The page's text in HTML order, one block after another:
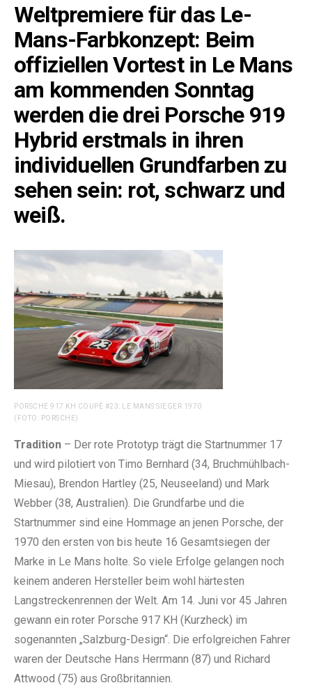
Weltpremiere für das Le-
Mans-Farbkonzept: Beim
offiziellen Vortest in Le Mans
am kommenden Sonntag
werden die drei Porsche 919
Hybrid erstmals in ihren
individuellen Grundfarben zu
sehen sein: rot, schwarz und
weiß.
PORSCHE 917 KH COUPÉ #23: LE MANS SIEGER 1970
(FOTO: PORSCHE)
Tradition – Der rote Prototyp trägt die Startnummer 17
und wird pilotiert von Timo Bernhard (34, Bruchmühlbach-
Miesau), Brendon Hartley (25, Neuseeland) und Mark
Webber (38, Australien). Die Grundfarbe und die
Startnummer sind eine Hommage an jenen Porsche, der
1970 den ersten von bis heute 16 Gesamtsiegen der
Marke in Le Mans holte. So viele Erfolge gelangen noch
keinem anderen Hersteller beim wohl härtesten
Langstreckenrennen der Welt. Am 14. Juni vor 45 Jahren
gewann ein roter Porsche 917 KH (Kurzheck) im
sogenannten „Salzburg-Design“. Die erfolgreichen Fahrer
waren der Deutsche Hans Herrmann (87) und Richard
Attwood (75) aus Großbritannien.